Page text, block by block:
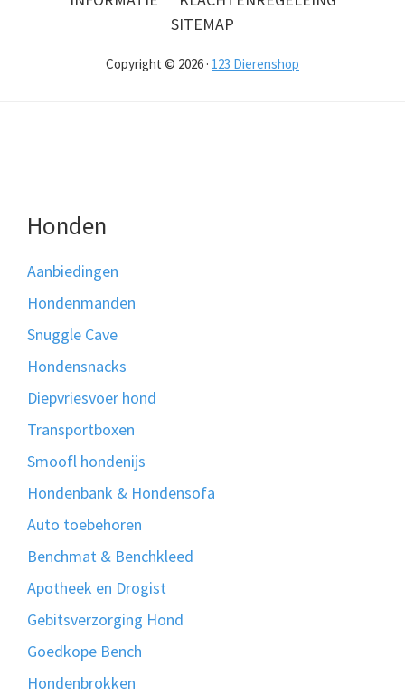
SITEMAP
Copyright © 2026 · 123 Dierenshop
Honden
Aanbiedingen
Hondenmanden
Snuggle Cave
Hondensnacks
Diepvriesvoer hond
Transportboxen
Smoofl hondenijs
Hondenbank & Hondensofa
Auto toebehoren
Benchmat & Benchkleed
Apotheek en Drogist
Gebitsverzorging Hond
Goedkope Bench
Hondenbrokken